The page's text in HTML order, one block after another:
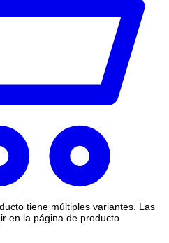
tiene múltiples variantes. Las
en la página de producto